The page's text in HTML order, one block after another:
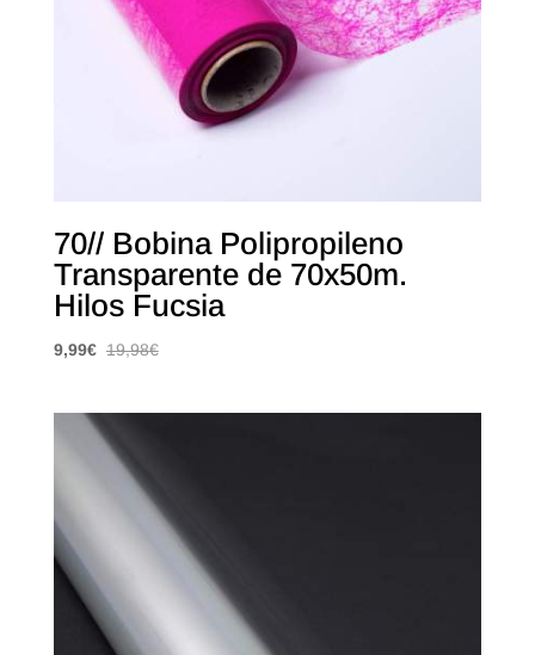
70// Bobina Polipropileno
Transparente de 70x50m.
Hilos Fucsia
9,99€ 19,98€